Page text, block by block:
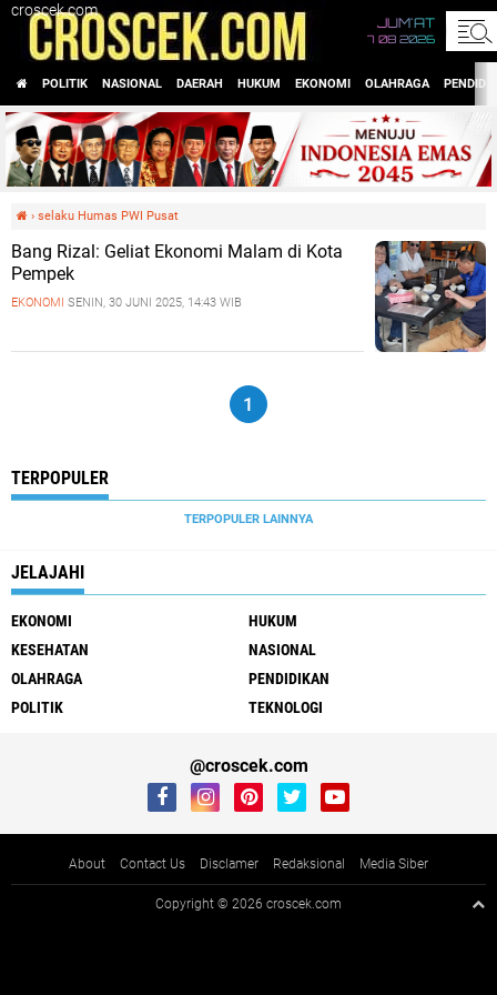
croscek.com
JUM'AT
7 08 2026
POLITIK NASIONAL DAERAH HUKUM EKONOMI OLAHRAGA
› selaku Humas PWI Pusat
Bang Rizal: Geliat Ekonomi Malam di Kota
Pempek
EKONOMI SENIN, 30 JUNI 2025, 14:43 WIB
1
TERPOPULER
TERPOPULER LAINNYA
JELAJAHI
EKONOMI
HUKUM
KESEHATAN
NASIONAL
OLAHRAGA
PENDIDIKAN
POLITIK
TEKNOLOGI
@croscek.com
About Contact Us Disclamer Redaksional Media Siber
Copyright © 2026 croscek.com